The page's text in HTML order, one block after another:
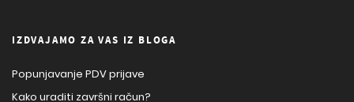
IZDVAJAMO ZA VAS IZ BLOGA
Popunjavanje PDV prijave
Kako uraditi završni račun?